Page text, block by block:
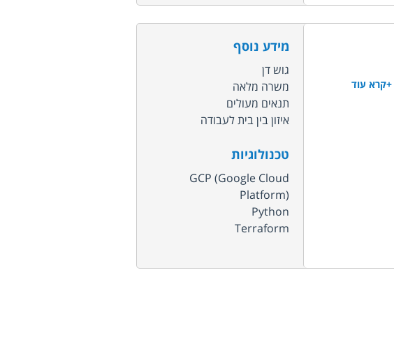
+קרא עוד
מידע נוסף
גוש דן
משרה מלאה
תנאים מעולים
איזון בין בית לעבודה
טכנולוגיות
GCP (Google Cloud
Platform)
Python
Terraform